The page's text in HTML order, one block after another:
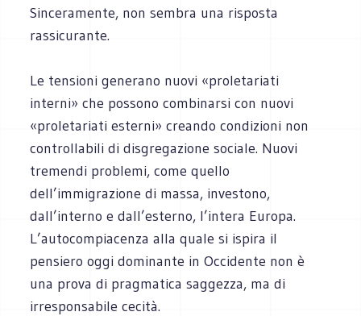
Sinceramente, non sembra una risposta
rassicurante.
Le tensioni generano nuovi «proletariati
interni» che possono combinarsi con nuovi
«proletariati esterni» creando condizioni non
controllabili di disgregazione sociale. Nuovi
tremendi problemi, come quello
dell’immigrazione di massa, investono,
dall’interno e dall’esterno, l’intera Europa.
L’autocompiacenza alla quale si ispira il
pensiero oggi dominante in Occidente non è
una prova di pragmatica saggezza, ma di
irresponsabile cecità.